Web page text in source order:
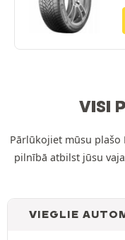
VISI
Pārlūkojiet mūsu
pilnībā atbilst jūsu
VIEGLIE